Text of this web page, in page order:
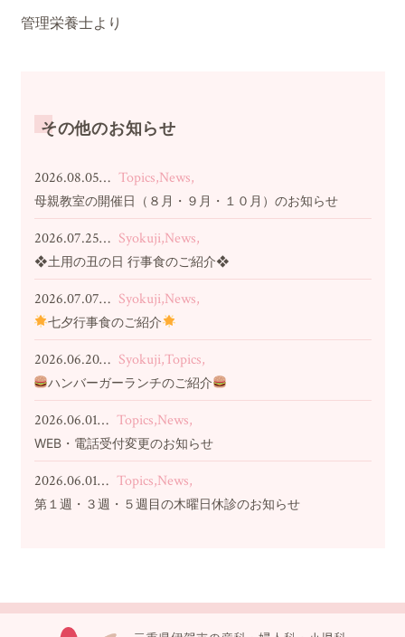
管理栄養士より
その他のお知らせ
2026.08.05… Topics,News,
母親教室の開催日（８月・９月・１０月）のお知らせ
2026.07.25… Syokuji,News,
❖土用の丑の日 行事食のご紹介❖
2026.07.07… Syokuji,News,
七夕行事食のご紹介
2026.06.20… Syokuji,Topics,
ハンバーガーランチのご紹介
2026.06.01… Topics,News,
WEB・電話受付変更のお知らせ
2026.06.01… Topics,News,
第１週・３週・５週目の木曜日休診のお知らせ